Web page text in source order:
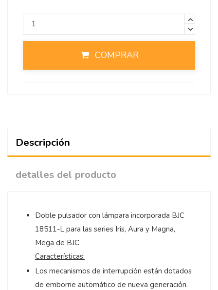
COMPRAR
Descripción
detalles del producto
Doble pulsador con lámpara incorporada BJC
18511-L para las series Iris, Aura y Magna,
Mega de BJC
Características:
Los mecanismos de interrupción están dotados
de emborne automático de nueva generación.